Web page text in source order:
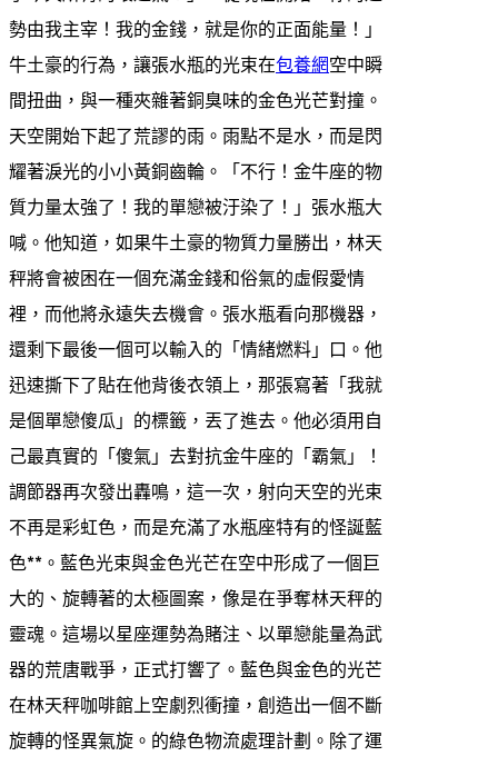
勢由我主宰！我的金錢，就是你的正面能量！」
牛土豪的行為，讓張水瓶的光束在包養網空中瞬
間扭曲，與一種夾雜著銅臭味的金色光芒對撞。
天空開始下起了荒謬的雨。雨點不是水，而是閃
耀著淚光的小小黃銅齒輪。「不行！金牛座的物
質力量太強了！我的單戀被汙染了！」張水瓶大
喊。他知道，如果牛土豪的物質力量勝出，林天
秤將會被困在一個充滿金錢和俗氣的虛假愛情
裡，而他將永遠失去機會。張水瓶看向那機器，
還剩下最後一個可以輸入的「情緒燃料」口。他
迅速撕下了貼在他背後衣領上，那張寫著「我就
是個單戀傻瓜」的標籤，丟了進去。他必須用自
己最真實的「傻氣」去對抗金牛座的「霸氣」！
調節器再次發出轟鳴，這一次，射向天空的光束
不再是彩虹色，而是充滿了水瓶座特有的怪誕藍
色**。藍色光束與金色光芒在空中形成了一個巨
大的、旋轉著的太極圖案，像是在爭奪林天秤的
靈魂。這場以星座運勢為賭注、以單戀能量為武
器的荒唐戰爭，正式打響了。藍色與金色的光芒
在林天秤咖啡館上空劇烈衝撞，創造出一個不斷
旋轉的怪異氣旋。的綠色物流處理計劃。除了運